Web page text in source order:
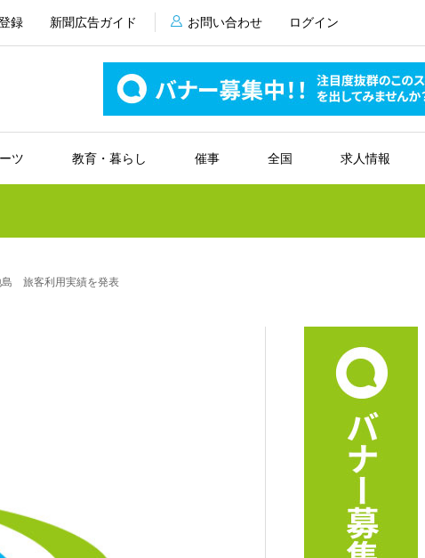
録 新聞広告ガイド お問い合わせ ログイン
ツ 教育・暮らし 催事 全国 求人情報
旅客利用実績を発表